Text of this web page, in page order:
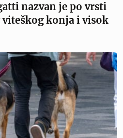
nazvan je po vrsti
konja i visok